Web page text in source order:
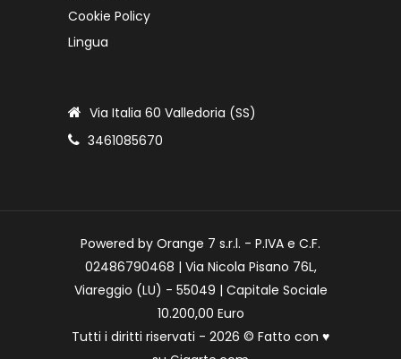
Cookie Policy
Lingua
Via Italia 60 Valledoria (SS)
3461085670
Powered by Orange 7 s.r.l. - P.IVA e C.F.
02486790468 | Via Nicola Pisano 76L,
Viareggio (LU) - 55049 | Capitale Sociale
10.200,00 Euro
Tutti i diritti riservati - 2026 © Fatto con ♥